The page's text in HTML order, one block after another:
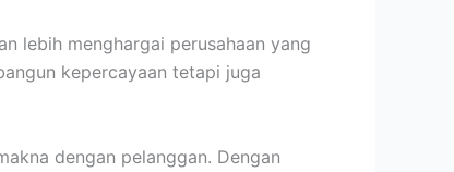
lebih menghargai perusahaan yang
kepercayaan tetapi juga
dengan pelanggan. Dengan